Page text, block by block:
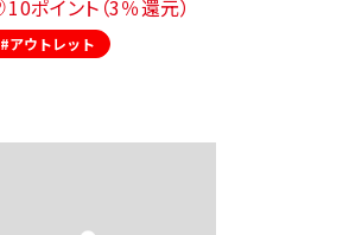
10ポイント（3％還元）
#アウトレット